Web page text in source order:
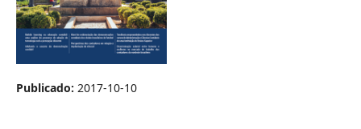
Publicado: 2017-10-10